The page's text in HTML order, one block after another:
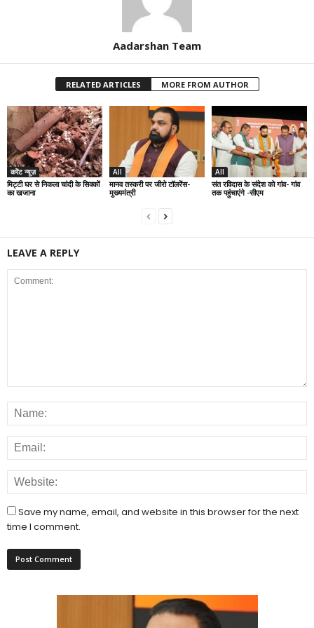
Aadarshan Team
RELATED ARTICLES MORE FROM AUTHOR
करेंट न्यूज़
मिट्टी घर से निकला चांदी के सिक्कों
का खजाना
All
मानव तस्करी पर जीरो टॉलरेंस-
मुख्यमंत्री
All
संत रविदास के संदेश को गांव- गांव
तक पहुंचाएंगे -सीएम
LEAVE A REPLY
Save my name, email, and website in this browser for the next
time I comment.